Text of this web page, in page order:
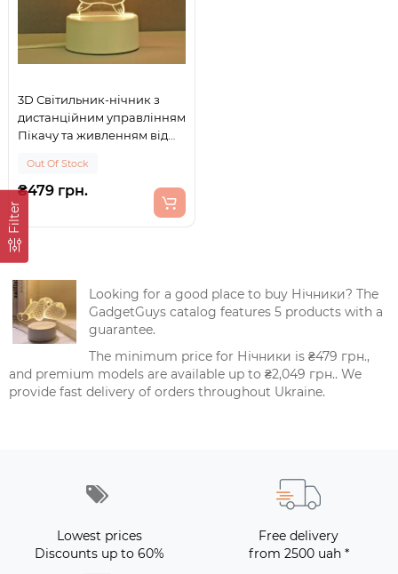
Filter
3D Світильник-нічник з
дистанційним управлінням
Пікачу та живленням від
кольорів
Out Of Stock
₴479 грн.
Looking for a good place to buy Нічники? The
GadgetGuys catalog features 5 products with a
guarantee.
The minimum price for Нічники is ₴479 грн.,
and premium models are available up to ₴2,049 грн.. We
provide fast delivery of orders throughout Ukraine.
Lowest prices
Discounts up to 60%
Free delivery
from 2500 uah *